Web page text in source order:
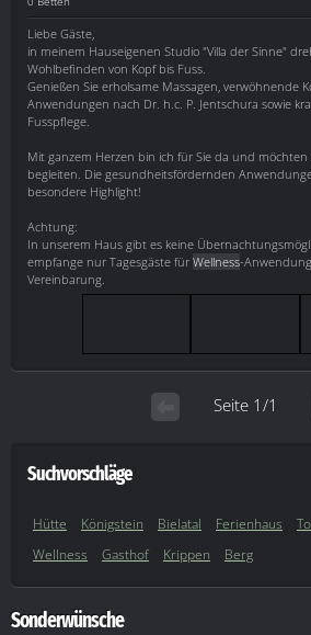
Liebe Gäste,
in meinem Hauseigenen Studio "Villa der Sinne"
Wohlbefinden von Kopf bis Fuss.
Genießen Sie erholsame Massagen, verwöhnende
Anwendungen nach Dr. h.c. P. Jentschura sowie
Fusspflege.
Mit ganzem Herzen bin ich für Sie da und möchten
begleiten. Die gesundheitsfördernden
besondere Highlight!
Achtung:
In unserem Haus gibt es keine
empfange nur Tagesgäste für Wellness-
Vereinbarung.
Seite 1/1
Suchvorschläge
Hütte Königstein Bielatal Ferienhaus
Wellness
Gasthof Krippen Berg
Sonderwünsche